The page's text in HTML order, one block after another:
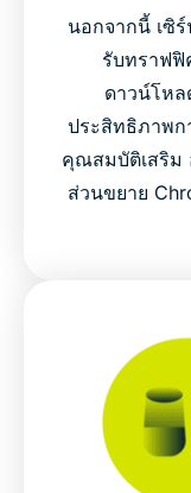
นอกจากนี้ เซิร์
รับทราฟฟิ
ดาวน์โหล
ประสิทธิภาพก
คุณสมบัติเสริม
ส่วนขยาย